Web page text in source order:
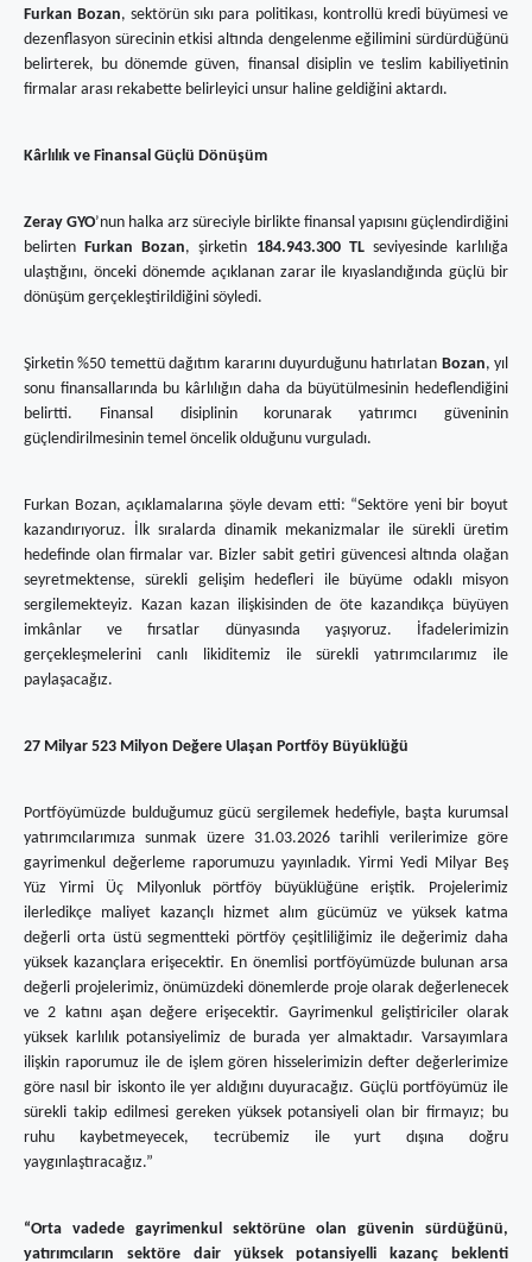
Furkan Bozan, sektörün sıkı para politikası, kontrollü kredi büyümesi ve
dezenflasyon sürecinin etkisi altında dengelenme eğilimini sürdürdüğünü
belirterek, bu dönemde güven, finansal disiplin ve teslim kabiliyetinin
firmalar arası rekabette belirleyici unsur haline geldiğini aktardı.
Kârlılık ve Finansal Güçlü Dönüşüm
Zeray GYO’nun halka arz süreciyle birlikte finansal yapısını güçlendirdiğini
belirtenFurkan Bozan, şirketin 184.943.300 TLseviyesinde karlılığa
ulaştığını, önceki dönemde açıklanan zarar ile kıyaslandığında güçlü bir
dönüşüm gerçekleştirildiğini söyledi.
Şirketin %50 temettü dağıtım kararını duyurduğunu hatırlatan Bozan, yıl
sonu finansallarında bu kârlılığın daha da büyütülmesinin hedeflendiğini
belirtti. Finansal disiplinin korunarak yatırımcı güveninin
güçlendirilmesinin temel öncelik olduğunu vurguladı.
Furkan Bozan, açıklamalarına şöyle devam etti: “Sektöre yeni bir boyut
kazandırıyoruz. İlk sıralarda dinamik mekanizmalar ile sürekli üretim
hedefinde olan firmalar var. Bizler sabit getiri güvencesi altında olağan
seyretmektense, sürekli gelişim hedefleri ile büyüme odaklı misyon
sergilemekteyiz. Kazan kazan ilişkisinden de öte kazandıkça büyüyen
imkânlar ve fırsatlar dünyasında yaşıyoruz. İfadelerimizin
gerçekleşmelerini canlı likiditemiz ile sürekli yatırımcılarımız ile
paylaşacağız.
27 Milyar 523 Milyon Değere Ulaşan Portföy Büyüklüğü
Portföyümüzde bulduğumuz gücü sergilemek hedefiyle, başta kurumsal
yatırımcılarımıza sunmak üzere 31.03.2026 tarihli verilerimize göre
gayrimenkul değerleme raporumuzu yayınladık. Yirmi Yedi Milyar Beş
Yüz Yirmi Üç Milyonluk pörtföy büyüklüğüne eriştik. Projelerimiz
ilerledikçe maliyet kazançlı hizmet alım gücümüz ve yüksek katma
değerli orta üstü segmentteki pörtföy çeşitliliğimiz ile değerimiz daha
yüksek kazançlara erişecektir. En önemlisi portföyümüzde bulunan arsa
değerli projelerimiz, önümüzdeki dönemlerde proje olarak değerlenecek
ve 2 katını aşan değere erişecektir. Gayrimenkul geliştiriciler olarak
yüksek karlılık potansiyelimiz de burada yer almaktadır. Varsayımlara
ilişkin raporumuz ile de işlem gören hisselerimizin defter değerlerimize
göre nasıl bir iskonto ile yer aldığını duyuracağız. Güçlü portföyümüz ile
sürekli takip edilmesi gereken yüksek potansiyeli olan bir firmayız; bu
ruhu kaybetmeyecek, tecrübemiz ile yurt dışına doğru
yaygınlaştıracağız.”
“Orta vadede gayrimenkul sektörüne olan güvenin sürdüğünü,
yatırımcıların sektöre dair yüksek potansiyelli kazanç beklenti